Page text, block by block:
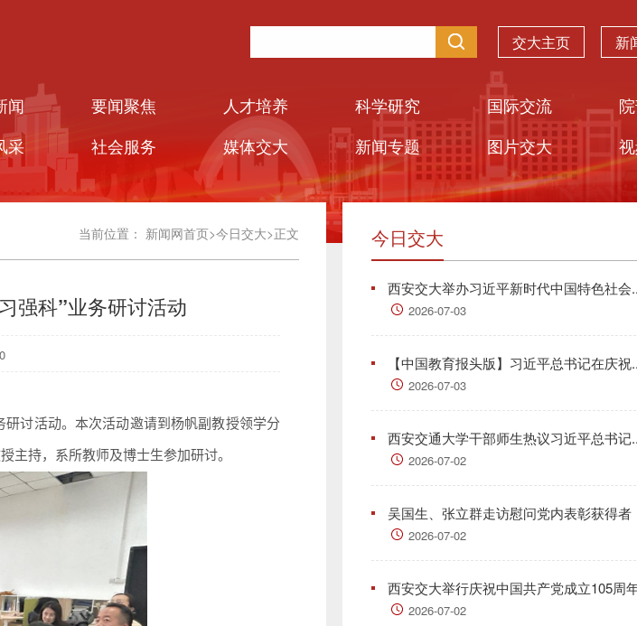
交大主页 新
闻 要闻聚焦 人才培养 科学研究 国际交流
采
社会服务 媒体交大 新闻专题 图片交大
当前位置： 新闻网首页>今日交大>正文
强科”业务研讨活动
讨活动。本次活动邀请到杨帆副教授领学分
主持，系所教师及博士生参加研讨。
今日交大
西安交大举办习近平新时代中国特色社会
2026-07-03
【中国教育报头版】习近平总书记在庆祝
2026-07-03
西安交通大学干部师生热议习近平总书记
2026-07-02
吴国生、张立群走访慰问党内表彰获得者
2026-07-02
西安交大举行庆祝中国共产党成立105周
2026-07-02